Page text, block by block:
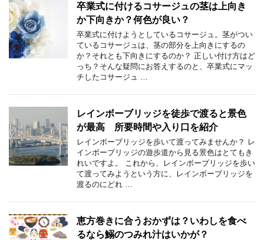
卒業式に付けるコサージュの茎は上向き
か下向きか？何色が良い？
卒業式に付けようとしているコサージュ。茎がつい
ているコサージュは、茎の部分を上向きにするの
か？それとも下向きにするのか？ 正しい付け方はど
っち？そんな疑問にお答えするのと、卒業式にマッ
チしたコサージュ …
レインボーブリッジを徒歩で渡ると景色
が最高 所要時間や入り口を紹介
レインボーブリッジを歩いて渡ってみませんか？ レ
インボーブリッジの遊歩道から見る景色はとてもき
れいですよ。 これから、レインボーブリッジを歩い
て渡ってみようという方に、レインボーブリッジを
渡るのにどれ …
恵方巻きに合うおかずは？いわしを食べ
るなら鰯のつみれ汁はいかが？